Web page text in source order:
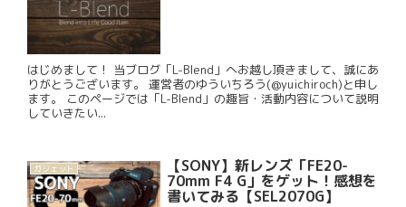
はじめまして！ 当ブログ「L-Blend」へお越し頂きまして、誠にあ
りがとうございます。 運営者のゆういちろう(@yuichiroch)と申し
ます。 このページでは「L-Blend」の趣旨・活動内容について説明
していきたい...
ガジェット 【SONY】新レンズ「FE20-
70mm F4 G」をゲット！感想を
書いてみる【SEL2070G】